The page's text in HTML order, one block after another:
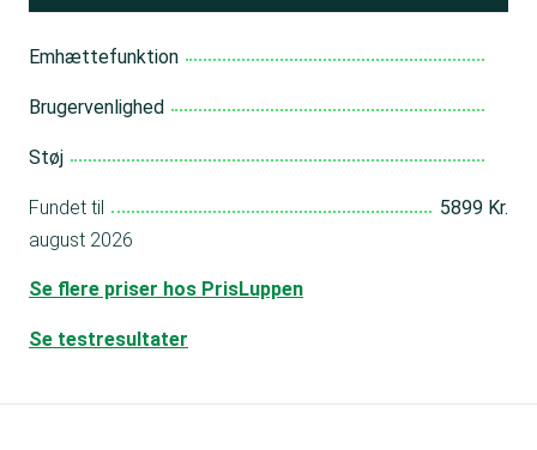
Emhættefunktion
Brugervenlighed
Støj
Fundet til
5899 Kr.
august 2026
Se flere priser hos PrisLuppen
Se testresultater